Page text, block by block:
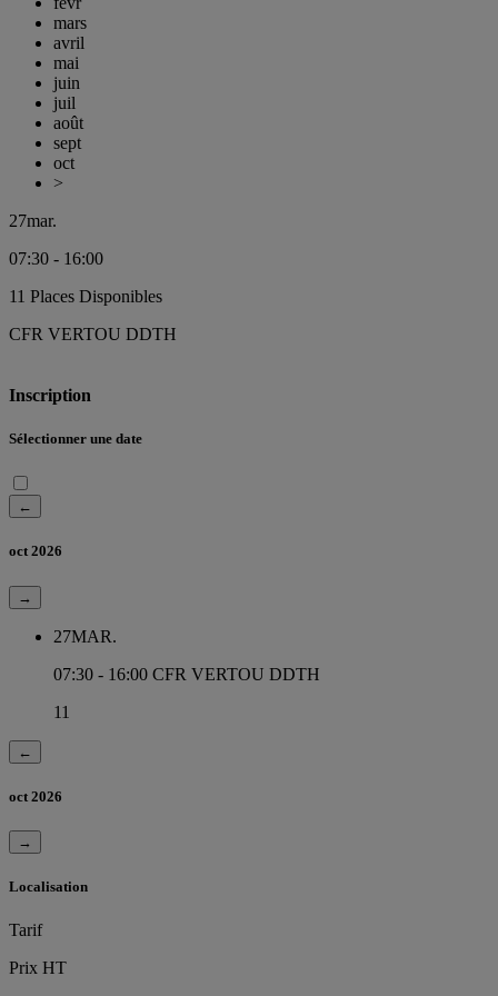
mars
avril
mai
juin
juil
août
sept
oct
>
27mar.
07:30 - 16:00
11 Places Disponibles
CFR VERTOU DDTH
Inscription
Sélectionner une date
←
oct 2026
→
27MAR.
07:30 - 16:00 CFR VERTOU DDTH
11
←
oct 2026
→
Localisation
Tarif
Prix HT